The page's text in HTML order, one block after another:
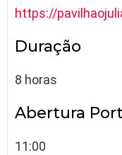
https://
Duração
8 horas
Abertura
11:00